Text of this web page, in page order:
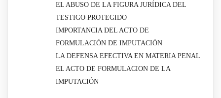
EL ABUSO DE LA FIGURA JURÍDICA DEL
TESTIGO PROTEGIDO
IMPORTANCIA DEL ACTO DE
FORMULACIÓN DE IMPUTACIÓN
LA DEFENSA EFECTIVA EN MATERIA PENAL
EL ACTO DE FORMULACION DE LA
IMPUTACIÓN